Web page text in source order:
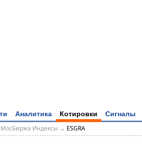
Аналитика Котировки Сигналы
МосБиржа Индексы→ ESGRA